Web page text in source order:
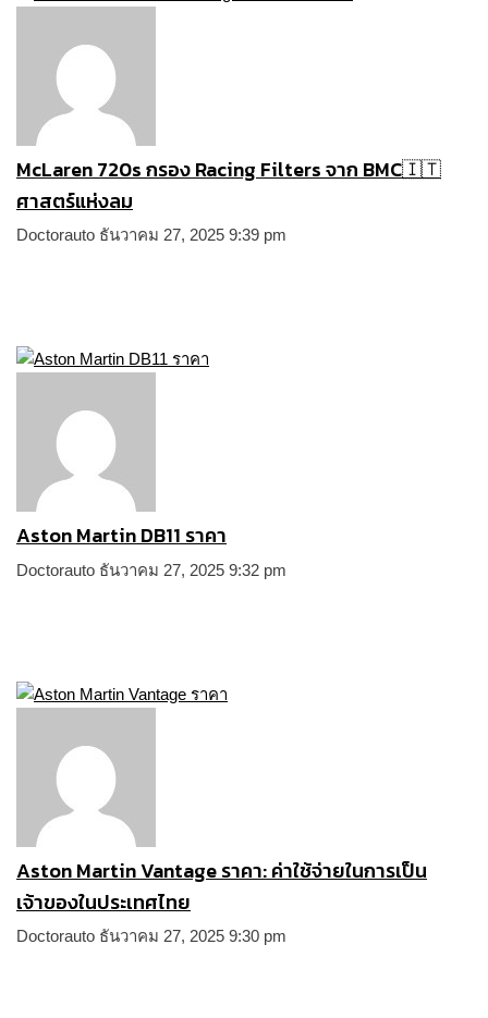
McLaren 720s กรอง Racing Filters จาก BMC🇮🇹
ศาสตร์แห่งลม
Doctorauto ธันวาคม 27, 2025 9:39 pm
Aston Martin DB11 ราคา
Doctorauto ธันวาคม 27, 2025 9:32 pm
Aston Martin Vantage ราคา: ค่าใช้จ่ายในการเป็น
เจ้าของในประเทศไทย
Doctorauto ธันวาคม 27, 2025 9:30 pm